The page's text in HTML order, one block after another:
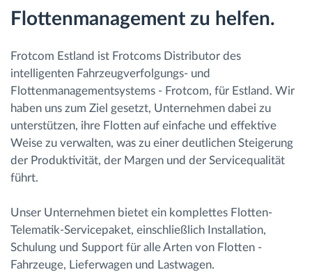
How we solve each fleet activity needs
Ersparnis Rechner
Flottenmanagement zu helfen.
Frotcom Estland ist Frotcoms Distributor des
intelligenten Fahrzeugverfolgungs- und
Flottenmanagementsystems - Frotcom, für Estland. Wir
haben uns zum Ziel gesetzt, Unternehmen dabei zu
unterstützen, ihre Flotten auf einfache und effektive
Weise zu verwalten, was zu einer deutlichen Steigerung
der Produktivität, der Margen und der Servicequalität
führt.
Unser Unternehmen bietet ein komplettes Flotten-
Telematik-Servicepaket, einschließlich Installation,
Schulung und Support für alle Arten von Flotten -
Fahrzeuge, Lieferwagen und Lastwagen.